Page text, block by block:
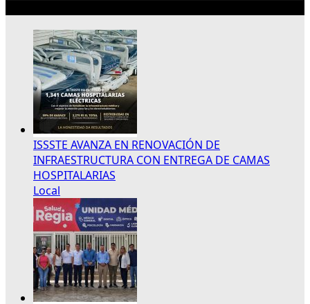
ISSSTE AVANZA EN RENOVACIÓN DE
INFRAESTRUCTURA CON ENTREGA DE CAMAS
HOSPITALARIAS
Local